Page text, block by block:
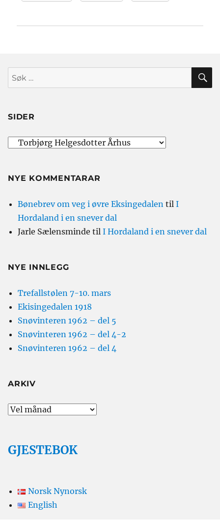
Søk
etter:
SIDER
NYE KOMMENTARAR
Bønebrev om veg i øvre Eksingedalen til I
Hordaland i en snever dal
Jarle Sælensminde til I Hordaland i en snever dal
NYE INNLEGG
Trefallstølen 7-10. mars
Ekisingedalen 1918
Snøvinteren 1962 – del 5
Snøvinteren 1962 – del 4-2
Snøvinteren 1962 – del 4
ARKIV
Arkiv
GJESTEBOK
Norsk Nynorsk
English